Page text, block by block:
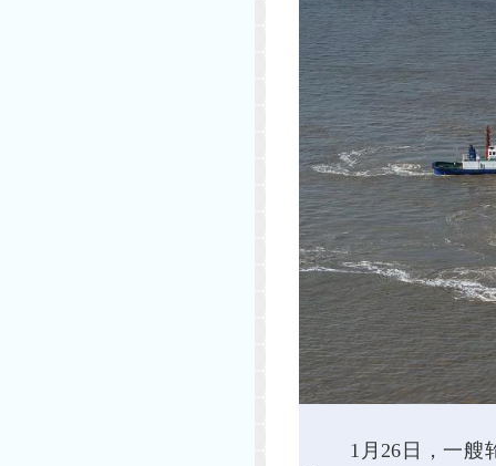
1月26日，一艘